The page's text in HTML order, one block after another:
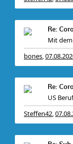
Re:
Mit
bones,
Re:
Steffen42,